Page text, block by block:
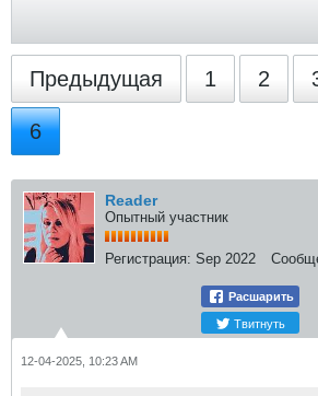
Предыдущая 1 2
6
Reader
Опытный участник
Регистрация: Sep 2022
Расшарить
Твитнуть
12-04-2025, 10:23 AM